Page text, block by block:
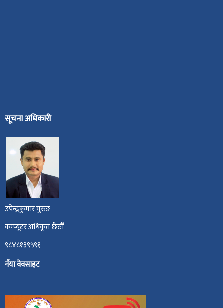
सूचना अधिकारी
उपेन्द्रकुमार गुरुङ
कम्प्यूटर अधिकृत छैंठौँ
९८४८१३९५९१
नँया वेवसाइट